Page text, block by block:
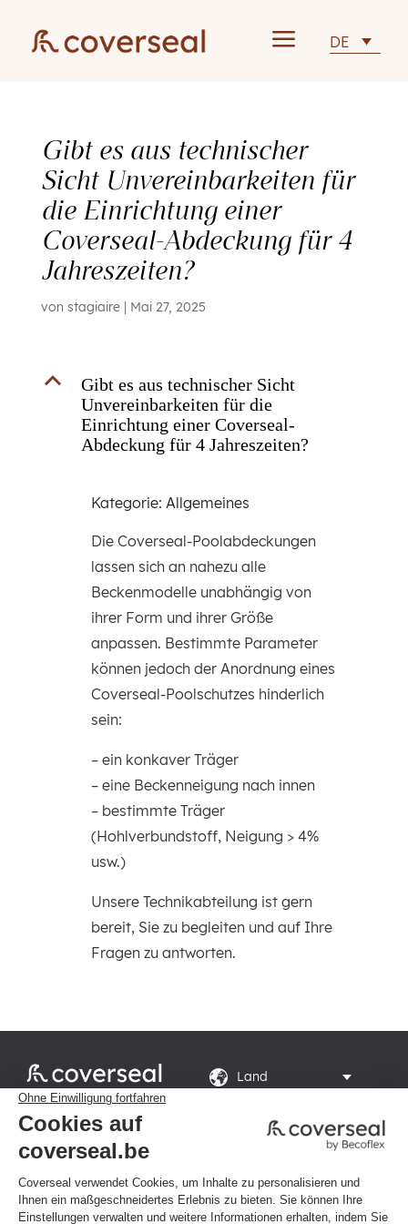
a DE
Gibt es aus technischer
Sicht Unvereinbarkeiten für
die Einrichtung einer
Coverseal-Abdeckung für 4
Jahreszeiten?
von stagiaire| Mai 27, 2025
B
Gibt es aus technischer Sicht
Unvereinbarkeiten für die
Einrichtung einer Coverseal-
Abdeckung für 4 Jahreszeiten?
Kategorie: Allgemeines
Die Coverseal-Poolabdeckungen
lassen sich an nahezu alle
Beckenmodelle unabhängig von
ihrer Form und ihrer Größe
anpassen. Bestimmte Parameter
können jedoch der Anordnung eines
Coverseal-Poolschutzes hinderlich
sein:
– ein konkaver Träger
– eine Beckenneigung nach innen
– bestimmte Träger
(Hohlverbundstoff, Neigung > 4%
usw.)
Unsere Technikabteilung ist gern
bereit, Sie zu begleiten und auf Ihre
Fragen zu antworten.

Rte du Grand Peuplier

Montag bis Freitag von 8